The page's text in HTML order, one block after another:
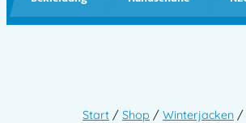
Start / Shop / Winterjacken /